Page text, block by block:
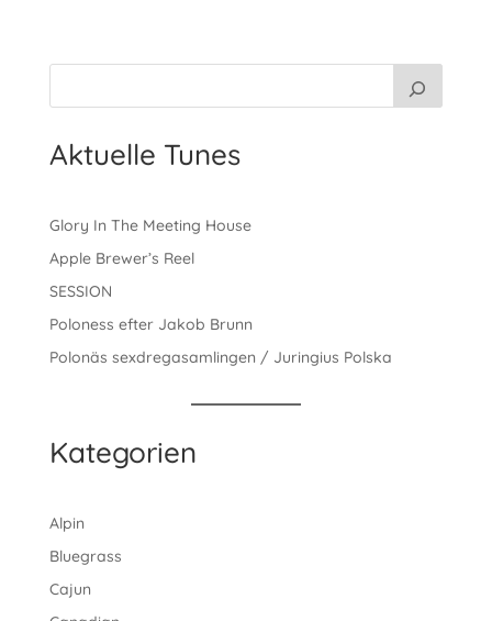
Aktuelle Tunes
Glory In The Meeting House
Apple Brewer’s Reel
SESSION
Poloness efter Jakob Brunn
Polonäs sexdregasamlingen / Juringius Polska
Kategorien
Alpin
Bluegrass
Cajun